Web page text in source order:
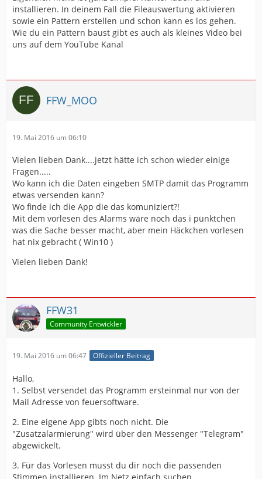
installieren. In deinem Fall die Fileauswertung aktivieren
sowie ein Pattern erstellen und schon kann es los gehen.
Wie du ein Pattern baust gibt es auch als kleines Video bei
uns auf dem YouTube Kanal
FFW_MOO
19. Mai 2016 um 06:10
Vielen lieben Dank....jetzt hätte ich schon wieder einige
Fragen.....
Wo kann ich die Daten eingeben SMTP damit das Programm
etwas versenden kann?
Wo finde ich die App die das komuniziert?!
Mit dem vorlesen des Alarms wäre noch das i pünktchen
was die Sache besser macht, aber mein Häckchen vorlesen
hat nix gebracht ( Win10 )
Vielen lieben Dank!
FFW31
Community Entwickler
19. Mai 2016 um 06:47 Offizieller Beitrag
Hallo,
1. Selbst versendet das Programm ersteinmal nur von der
Mail Adresse von feuersoftware.
2. Eine eigene App gibts noch nicht. Die
"Zusatzalarmierung" wird über den Messenger "Telegram"
abgewickelt.
3. Für das Vorlesen musst du dir noch die passenden